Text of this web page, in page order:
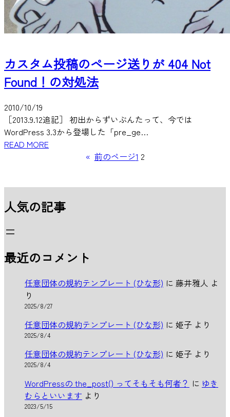
カスタム投稿のページ送りが 404 Not
Found！の対処法
2010/10/19
［2013.9.12追記］ 初出からずいぶんたって、今では
WordPress 3.3から登場した「pre_ge…
READ MORE
« 前のページ1 2
人気の記事
最近のコメント
任意団体の規約テンプレート (ひな形) に 藤井雅人 よ
り
2025/8/27
任意団体の規約テンプレート (ひな形) に 姫子 より
2025/8/4
任意団体の規約テンプレート (ひな形) に 姫子 より
2025/8/4
WordPressの the_post() ってそもそも何者？ に ゆき
むらといいます より
2023/5/15